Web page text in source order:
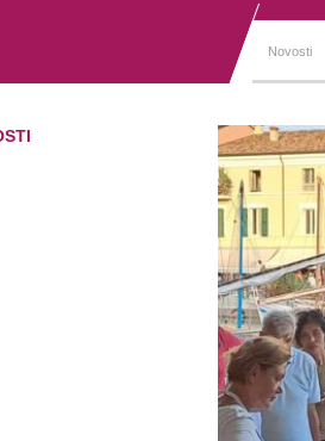
Novosti